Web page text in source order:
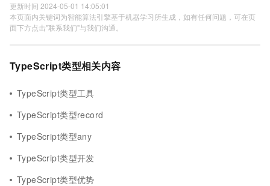
更新时间 2024-05-01 14:05:01
本页面内关键词为智能算法引擎基于机器学习所生成，如有任何问题，可在页
面下方点击"联系我们"与我们沟通。
TypeScript类型相关内容
TypeScript类型工具
TypeScript类型record
TypeScript类型any
TypeScript类型开发
TypeScript类型优势